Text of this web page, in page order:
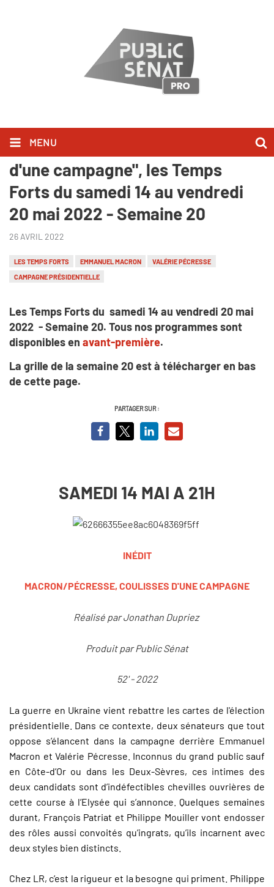
MENU
"Macron/Pécresse, coulisses
d'une campagne", les Temps
Forts du samedi 14 au vendredi
20 mai 2022 - Semaine 20
26 AVRIL 2022
LES TEMPS FORTS EMMANUEL MACRON
VALÉRIE PÉCRESSE
CAMPAGNE PRÉSIDENTIELLE
Les Temps Forts du samedi 14 au vendredi 20 mai
2022 - Semaine 20. Tous nos programmes sont
disponibles en avant-première.
La grille de la semaine 20 est à télécharger en bas
de cette page.
PARTAGER SUR :
SAMEDI 14 MAI A 21H
INÉDIT
MACRON/PÉCRESSE, COULISSES D'UNE CAMPAGNE
Réalisé par Jonathan Dupriez
Produit par Public Sénat
52' - 2022
La guerre en Ukraine vient rebattre les cartes de l'élection
présidentielle. Dans ce contexte, deux sénateurs que tout
oppose s’élancent dans la campagne derrière Emmanuel
Macron et Valérie Pécresse. Inconnus du grand public sauf
en Côte-d’Or ou dans les Deux-Sèvres, ces intimes des
deux candidats sont d’indéfectibles chevilles ouvrières de
cette course à l’Elysée qui s’annonce. Quelques semaines
durant, François Patriat et Philippe Mouiller vont endosser
des rôles aussi convoités qu’ingrats, qu’ils incarnent avec
deux styles bien distincts.
Chez LR, c’est la rigueur et la besogne qui priment. Philippe